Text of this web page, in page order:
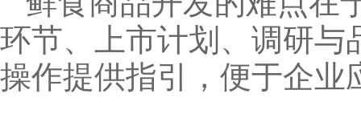
环节、上市计划、调研
操作提供指引，便于企业